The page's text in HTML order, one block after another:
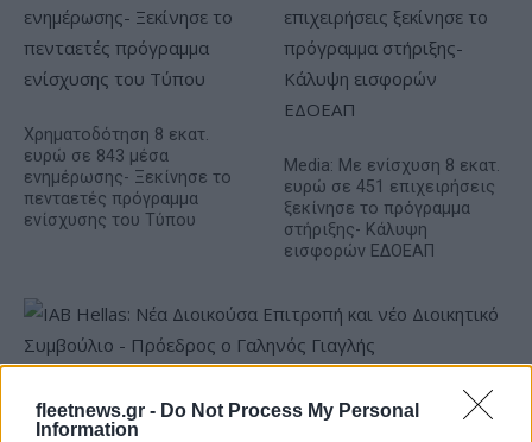
fleetnews.gr - Do Not Process My Personal
Information
Χρηματοδότηση 8 εκατ.
ευρώ σε 843 μέσα
ενημέρωσης- Ξεκίνησε το
πενταετές πρόγραμμα
ενίσχυσης του Τύπου
Media: Με ενίσχυση 8 εκατ.
ευρώ σε 451 επιχειρήσεις
ξεκίνησε το πρόγραμμα
στήριξης- Κάλυψη
εισφορών ΕΔΟΕΑΠ
IAB Hellas: Νέα Διοικούσα Επιτροπή και νέο Διοικητικό
Συμβούλιο - Πρόεδρος ο Γαληνός Γιαγλής